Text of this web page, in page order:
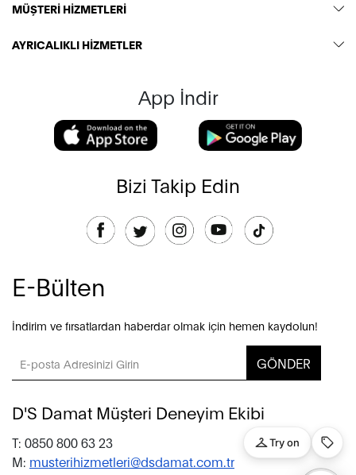
MÜŞTERİ HİZMETLERİ
AYRICALIKLI HİZMETLER
App İndir
Bizi Takip Edin
E-Bülten
İndirim ve fırsatlardan haberdar olmak için hemen kaydolun!
GÖNDER
D'S Damat Müşteri Deneyim Ekibi
T: 0850 800 63 23
M: musterihizmetleri@dsdamat.com.tr